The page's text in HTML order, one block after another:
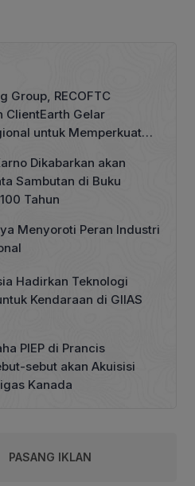
Group, RECOFTC
ClientEarth Gelar
untuk Memperkuat
Dikabarkan akan
Sambutan di Buku
Tahun
Menyoroti Peran Industri
Hadirkan Teknologi
Kendaraan di GIIAS
PIEP di Prancis
sebut akan Akuisisi
Kanada
PASANG IKLAN